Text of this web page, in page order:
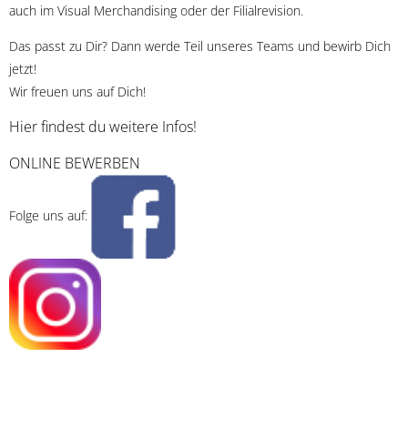
auch im Visual Merchandising oder der Filialrevision.
Das passt zu Dir? Dann werde Teil unseres Teams und bewirb Dich
jetzt!
Wir freuen uns auf Dich!
Hier findest du weitere Infos!
ONLINE BEWERBEN
Folge uns auf: